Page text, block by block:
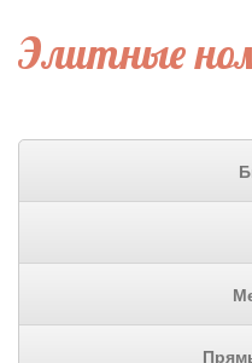
Элитные